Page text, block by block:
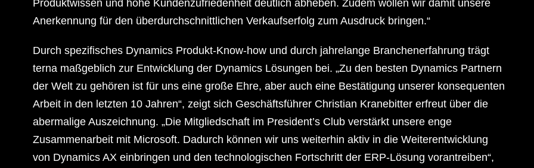
Produktwissen und hohe Kundenzufriedenheit deutlich abheben. Zudem wollen wir damit unsere
Anerkennung für den überdurchschnittlichen Verkaufserfolg zum Ausdruck bringen.“
Durch spezifisches Dynamics Produkt-Know-how und durch jahrelange Branchenerfahrung trägt
terna maßgeblich zur Entwicklung der Dynamics Lösungen bei. „Zu den besten Dynamics Partnern
der Welt zu gehören ist für uns eine große Ehre, aber auch eine Bestätigung unserer konsequenten
Arbeit in den letzten 10 Jahren“, zeigt sich Geschäftsführer Christian Kranebitter erfreut über die
abermalige Auszeichnung. „Die Mitgliedschaft im President’s Club verstärkt unsere enge
Zusammenarbeit mit Microsoft. Dadurch können wir uns weiterhin aktiv in die Weiterentwicklung
von Dynamics AX einbringen und den technologischen Fortschritt der ERP-Lösung vorantreiben“,